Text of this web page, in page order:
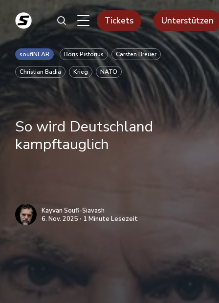
Tickets Unterstützen
soufiNEAR Boris Pistorius Carsten Breuer
Christian Badia Krieg NATO
So wird Deutschland
kampftauglich
Kayvan Soufi-Siavash
6. Nov. 2025 ∙ 1 Minute Lesezeit